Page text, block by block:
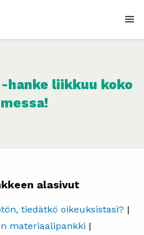
hanke liikkuu koko
alasivut
tiedätkö oikeuksistasi? |
materiaalipankki |